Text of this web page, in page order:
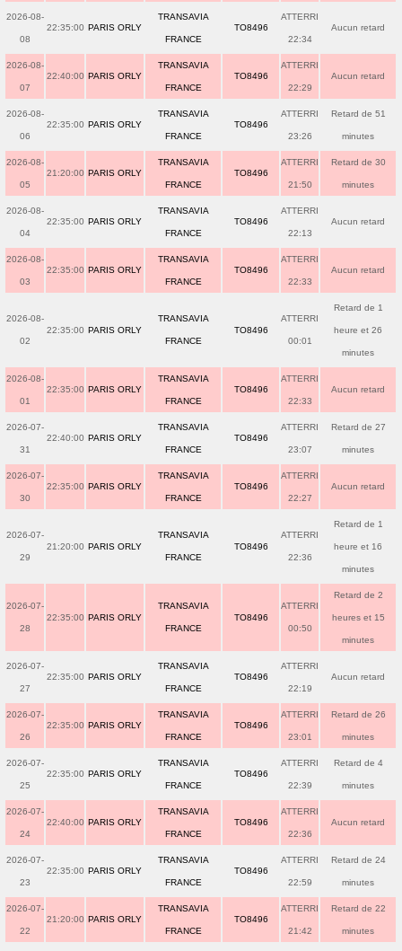
2026-08-
08
22:35:00 PARIS ORLY
TRANSAVIA
FRANCE
TO8496
ATTERRI
22:34
Aucun retard
2026-08-
07
22:40:00 PARIS ORLY
TRANSAVIA
FRANCE
TO8496
ATTERRI
22:29
Aucun retard
2026-08-
06
22:35:00 PARIS ORLY
TRANSAVIA
FRANCE
TO8496
ATTERRI
23:26
Retard de 51
minutes
2026-08-
05
21:20:00 PARIS ORLY
TRANSAVIA
FRANCE
TO8496
ATTERRI
21:50
Retard de 30
minutes
2026-08-
04
22:35:00 PARIS ORLY
TRANSAVIA
FRANCE
TO8496
ATTERRI
22:13
Aucun retard
2026-08-
03
22:35:00 PARIS ORLY
TRANSAVIA
FRANCE
TO8496
ATTERRI
22:33
Aucun retard
2026-08-
02
22:35:00 PARIS ORLY
TRANSAVIA
FRANCE
TO8496
ATTERRI
00:01
Retard de 1
heure et 26
minutes
2026-08-
01
22:35:00 PARIS ORLY
TRANSAVIA
FRANCE
TO8496
ATTERRI
22:33
Aucun retard
2026-07-
31
22:40:00 PARIS ORLY
TRANSAVIA
FRANCE
TO8496
ATTERRI
23:07
Retard de 27
minutes
2026-07-
30
22:35:00 PARIS ORLY
TRANSAVIA
FRANCE
TO8496
ATTERRI
22:27
Aucun retard
2026-07-
29
21:20:00 PARIS ORLY
TRANSAVIA
FRANCE
TO8496
ATTERRI
22:36
Retard de 1
heure et 16
minutes
2026-07-
28
22:35:00 PARIS ORLY
TRANSAVIA
FRANCE
TO8496
ATTERRI
00:50
Retard de 2
heures et 15
minutes
2026-07-
27
22:35:00 PARIS ORLY
TRANSAVIA
FRANCE
TO8496
ATTERRI
22:19
Aucun retard
2026-07-
26
22:35:00 PARIS ORLY
TRANSAVIA
FRANCE
TO8496
ATTERRI
23:01
Retard de 26
minutes
2026-07-
25
22:35:00 PARIS ORLY
TRANSAVIA
FRANCE
TO8496
ATTERRI
22:39
Retard de 4
minutes
2026-07-
24
22:40:00 PARIS ORLY
TRANSAVIA
FRANCE
TO8496
ATTERRI
22:36
Aucun retard
2026-07-
23
22:35:00 PARIS ORLY
TRANSAVIA
FRANCE
TO8496
ATTERRI
22:59
Retard de 24
minutes
2026-07-
22
21:20:00 PARIS ORLY
TRANSAVIA
FRANCE
TO8496
ATTERRI
21:42
Retard de 22
minutes